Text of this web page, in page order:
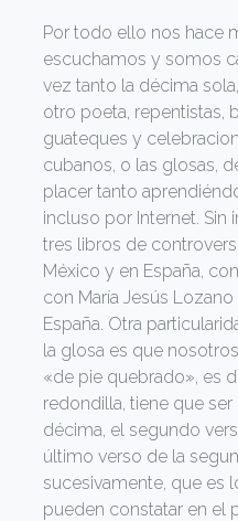
Por todo ello nos hace
escuchamos y somos
vez tanto la décima
otro poeta, repentistas,
guateques y
cubanos, o las glosas,
placer tanto
incluso por Internet. Sin
tres libros de
México y en España,
con María Jesús
España. Otra
la glosa es que
«de pie quebrado», es
redondilla, tiene que
décima, el segundo
último verso de la
sucesivamente, que es
pueden constatar en el